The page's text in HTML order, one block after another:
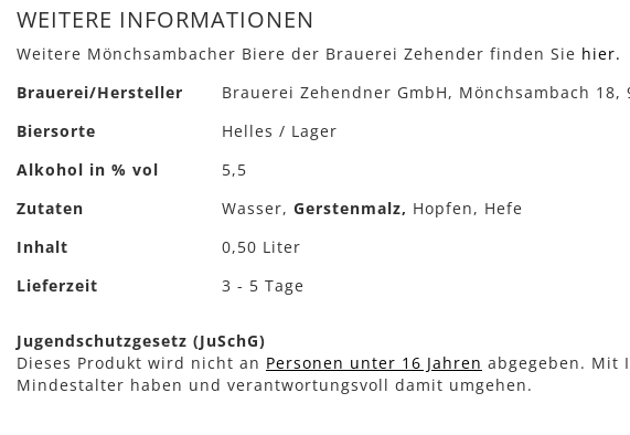
Anfang
der
Bildergalerie
WEITERE INFORMATIONEN
Weitere Mönchsambacher Biere der Brauerei Zehender finden Sie hier.
Mehr
Brauerei/Hersteller
Brauerei Zehendner GmbH, Mönchsambach 18,
Biersorte
Helles / Lager
Alkohol in % vol
5,5
Zutaten
Wasser, Gerstenmalz, Hopfen, Hefe
Inhalt
0,50 Liter
Lieferzeit
3 - 5 Tage
Jugendschutzgesetz (JuSchG)
Dieses Produkt wird nicht an Personen unter 16 Jahren abgegeben. Mit
Mindestalter haben und verantwortungsvoll damit umgehen.